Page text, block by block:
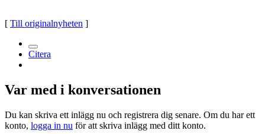
[ Till originalnyheten ]
Citera
Var med i konversationen
Du kan skriva ett inlägg nu och registrera dig senare. Om du har ett
konto, logga in nu för att skriva inlägg med ditt konto.